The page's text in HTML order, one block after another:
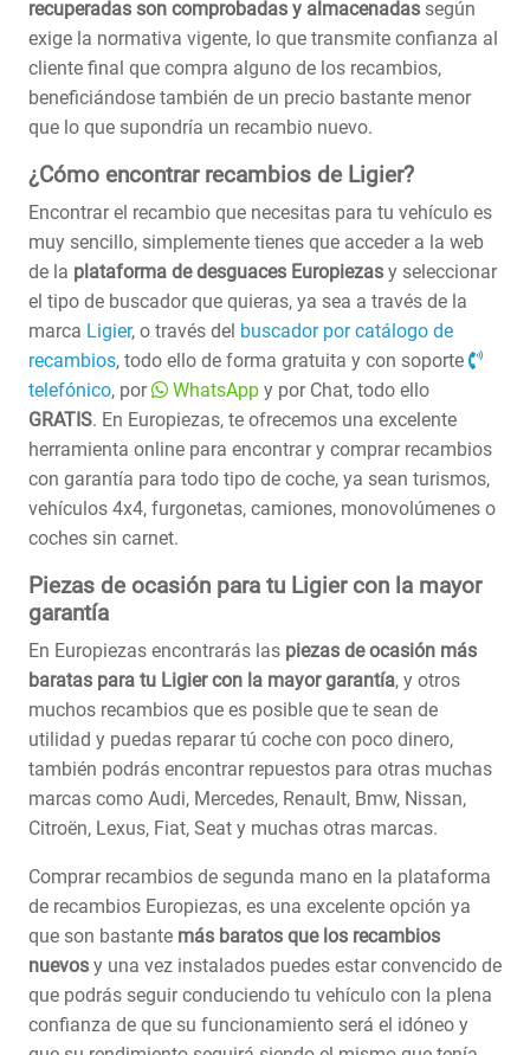
recuperadas son comprobadas y almacenadas según
exige la normativa vigente, lo que transmite confianza al
cliente final que compra alguno de los recambios,
beneficiándose también de un precio bastante menor
que lo que supondría un recambio nuevo.
¿Cómo encontrar recambios de Ligier?
Encontrar el recambio que necesitas para tu vehículo es
muy sencillo, simplemente tienes que acceder a la web
de la plataforma de desguaces Europiezas y seleccionar
el tipo de buscador que quieras, ya sea a través de la
marca Ligier, o través del buscador por catálogo de
recambios, todo ello de forma gratuita y con soporte
telefónico, por WhatsApp y por Chat, todo ello
GRATIS. En Europiezas, te ofrecemos una excelente
herramienta online para encontrar y comprar recambios
con garantía para todo tipo de coche, ya sean turismos,
vehículos 4x4, furgonetas, camiones, monovolúmenes o
coches sin carnet.
Piezas de ocasión para tu Ligier con la mayor
garantía
En Europiezas encontrarás las piezas de ocasión más
baratas para tu Ligier con la mayor garantía, y otros
muchos recambios que es posible que te sean de
utilidad y puedas reparar tú coche con poco dinero,
también podrás encontrar repuestos para otras muchas
marcas como Audi, Mercedes, Renault, Bmw, Nissan,
Citroën, Lexus, Fiat, Seat y muchas otras marcas.
Comprar recambios de segunda mano en la plataforma
de recambios Europiezas, es una excelente opción ya
que son bastante más baratos que los recambios
nuevos y una vez instalados puedes estar convencido de
que podrás seguir conduciendo tu vehículo con la plena
confianza de que su funcionamiento será el idóneo y